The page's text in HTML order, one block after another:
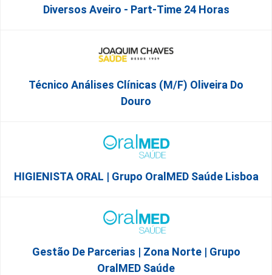
Diversos Aveiro - Part-Time 24 Horas
Técnico Análises Clínicas (M/F) Oliveira Do
Douro
HIGIENISTA ORAL | Grupo OralMED Saúde Lisboa
Gestão De Parcerias | Zona Norte | Grupo
OralMED Saúde